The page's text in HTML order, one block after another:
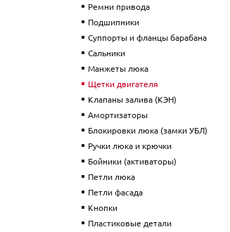
Ремни привода
Подшипники
Суппорты и фланцы барабана
Сальники
Манжеты люка
Щетки двигателя
Клапаны залива (КЭН)
Амортизаторы
Блокировки люка (замки УБЛ)
Ручки люка и крючки
Бойники (активаторы)
Петли люка
Петли фасада
Кнопки
Пластиковые детали